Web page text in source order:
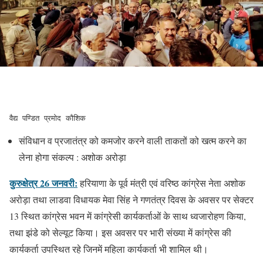
वैद्य पण्डित प्रमोद कौशिक
संविधान व प्रजातंत्र को कमजोर करने वाली ताकतों को खत्म करने का
लेना होगा संकल्प : अशोक अरोड़ा
कुरुक्षेत्र 26 जनवरी:हरियाणा के पूर्व मंत्री एवं वरिष्ठ कांग्रेस नेता अशोक
अरोड़ा तथा लाडवा विधायक मेवा सिंह ने गणतंत्र दिवस के अवसर पर सेक्टर
13 स्थित कांग्रेस भवन में कांग्रेसी कार्यकर्ताओं के साथ ध्वजारोहण किया,
तथा झंडे को सेल्यूट किया। इस अवसर पर भारी संख्या में कांग्रेस की
कार्यकर्ता उपस्थित रहे जिनमें महिला कार्यकर्ता भी शामिल थी।